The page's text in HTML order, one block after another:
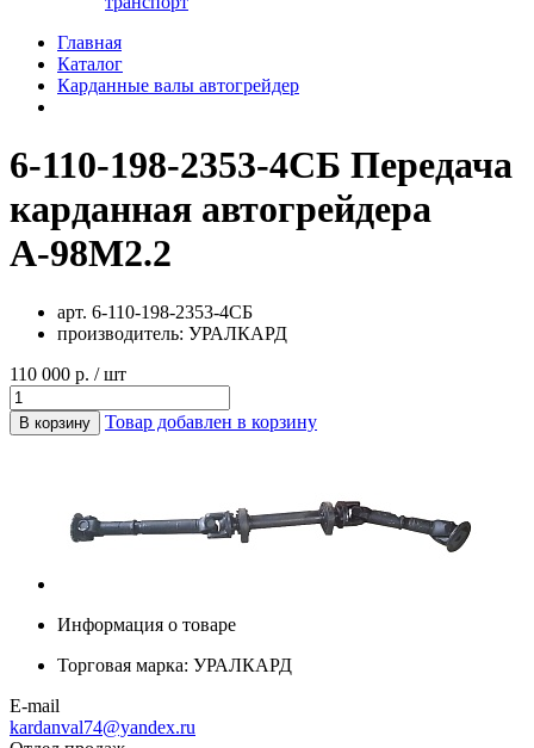
Главная
Каталог
Карданные валы автогрейдер
6-110-198-2353-4СБ Передача
карданная автогрейдера
А-98М2.2
арт. 6-110-198-2353-4СБ
производитель: УРАЛКАРД
110 000 р. / шт
В корзину Товар добавлен в корзину
Информация о товаре
Торговая марка: УРАЛКАРД
E-mail
kardanval74@yandex.ru